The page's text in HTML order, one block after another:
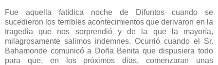
Fue aquella fatídica noche de Difuntos cuando se
sucedieron los terribles acontecimientos que derivaron en la
tragedia que nos sorprendió y de la que la mayoría,
milagrosamente salimos indemnes. Ocurrió cuando el Sr.
Bahamonde comunicó a Doña Benita que dispusiera todo
para que, en los próximos días, comenzaran unas